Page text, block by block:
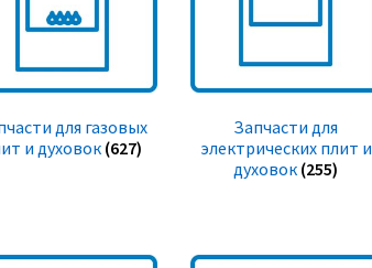
для газовых
и духовок (627)
Запчасти для
электрических плит и
духовок (255)